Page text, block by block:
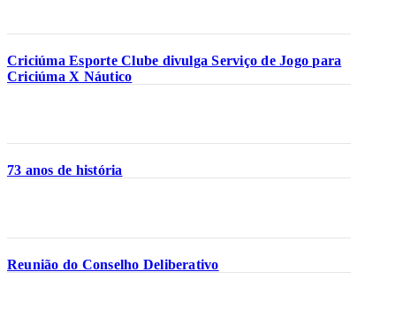
Criciúma Esporte Clube divulga Serviço de Jogo para
Criciúma X Náutico
73 anos de história
Reunião do Conselho Deliberativo